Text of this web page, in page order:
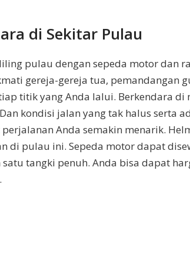
di Sekitar Pulau
pulau dengan sepeda motor dan
gereja-gereja tua, pemandangan
titik yang Anda lalui. Berkendara di
kondisi jalan yang tak halus serta
Anda semakin menarik.
di pulau ini. Sepeda motor dapat
tangki penuh. Anda bisa dapat